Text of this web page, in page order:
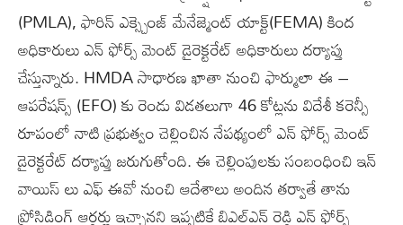
(PMLA), ఫారిన్ ఎక్స్చెంజ్ మేనేజ్మెంట్ యాక్ట్(FEMA) కింద
అధికారులు ఎన్ ఫోర్స్ మెంట్ డైరెక్టరేట్ అధికారులు దర్యాప్తు
చేస్తున్నారు. HMDA సాధారణ ఖాతా నుంచి ఫార్ములా ఈ –
ఆపరేషన్స్ (EFO) కు రెండు విడతలుగా 46 కోట్లను విదేశీ కరెన్సీ
రూపంలో నాటి ప్రభుత్వం చెల్లించిన నేపథ్యంలో ఎన్ ఫోర్స్ మెంట్
డైరెక్టరేట్ దర్యాప్తు జరుగుతోంది. ఈ చెల్లింపులకు సంబంధించి ఇన్
వాయిస్ లు ఎఫ్ ఈవో నుంచి ఆదేశాలు అందిన తర్వాతే తాను
ప్రోసిడింగ్ ఆర్డర్లు ఇచ్చానని ఇప్పటికే బిఎల్ఎన్ రెడ్డి ఎన్ ఫోర్స్